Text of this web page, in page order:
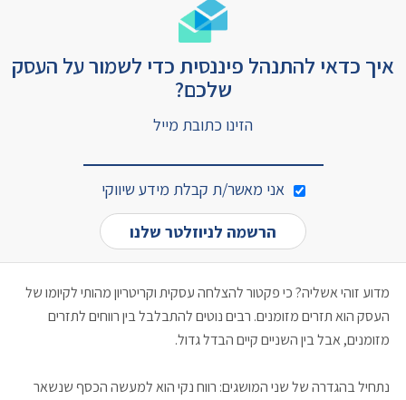
איך כדאי להתנהל פיננסית כדי לשמור על העסק
שלכם?
הזינו כתובת מייל
אני מאשר/ת קבלת מידע שיווקי
מדוע זוהי אשליה? כי פקטור להצלחה עסקית וקריטריון מהותי לקיומו של
העסק הוא תזרים מזומנים. רבים נוטים להתבלבל בין רווחים לתזרים
מזומנים, אבל בין השניים קיים הבדל גדול.
נתחיל בהגדרה של שני המושגים: רווח נקי הוא למעשה הכסף שנשאר